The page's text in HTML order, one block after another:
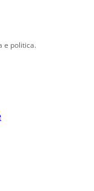
e politica.